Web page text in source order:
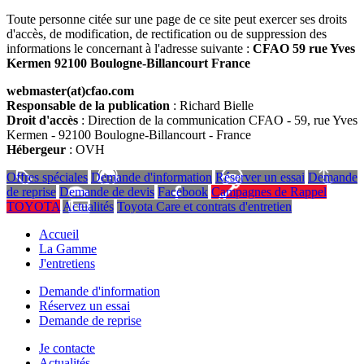
Toute personne citée sur une page de ce site peut exercer ses droits
d'accès, de modification, de rectification ou de suppression des
informations le concernant à l'adresse suivante : CFAO 59 rue Yves
Kermen 92100 Boulogne-Billancourt France
webmaster(at)cfao.com
Responsable de la publication : Richard Bielle
Droit d'accès : Direction de la communication CFAO - 59, rue Yves
Kermen - 92100 Boulogne-Billancourt - France
Hébergeur : OVH
Offres spéciales Demande d'information Réserver un essai Demande
de reprise Demande de devis Facebook Campagnes de Rappel
TOYOTA Actualités Toyota Care et contrats d'entretien
Accueil
La Gamme
J'entretiens
Demande d'information
Réservez un essai
Demande de reprise
Je contacte